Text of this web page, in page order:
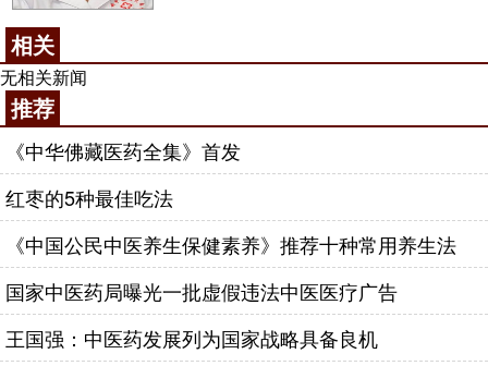
相关
无相关新闻
推荐
《中华佛藏医药全集》首发
红枣的5种最佳吃法
《中国公民中医养生保健素养》推荐十种常用养生法
国家中医药局曝光一批虚假违法中医医疗广告
王国强：中医药发展列为国家战略具备良机